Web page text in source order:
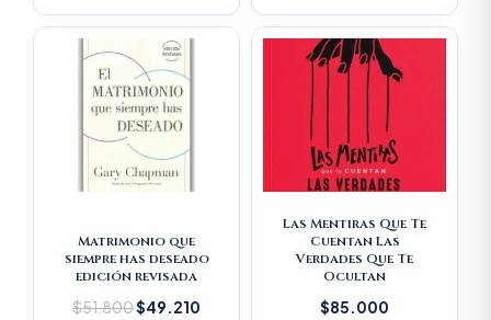
Matrimonio que
siempre has deseado
edición revisada
$51.800
Original
price
was:
$51.800.
$49.210
Current
Las Mentiras Que Te
Cuentan Las
Verdades Que Te
Ocultan
$85.000